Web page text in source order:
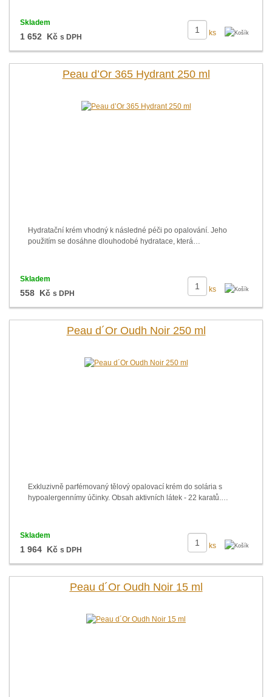
ks
Skladem
1 652 Kč s DPH
Peau d’Or 365 Hydrant 250 ml
Hydratační krém vhodný k následné péči po opalování. Jeho
použitím se dosáhne dlouhodobé hydratace, která…
ks
Skladem
558 Kč s DPH
Peau d´Or Oudh Noir 250 ml
Exkluzivně parfémovaný tělový opalovací krém do solária s
hypoalergennímy účinky. Obsah aktivních látek - 22 karatů.…
ks
Skladem
1 964 Kč s DPH
Peau d´Or Oudh Noir 15 ml